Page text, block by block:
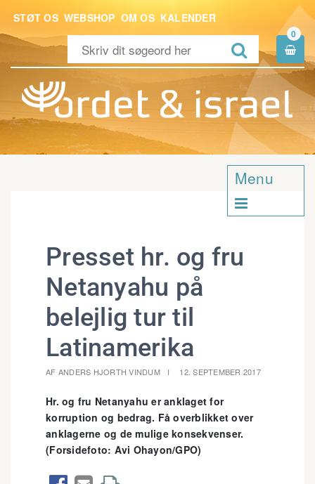
STØT OS WEBSHOP OM OS KALENDER

0

Menu

Presset hr. og fru
Netanyahu på
belejlig tur til
Latinamerika
AF ANDERS HJORTH VINDUM 12. SEPTEMBER 2017
Hr. og fru Netanyahu er anklaget for
korruption og bedrag. Få overblikket over
anklagerne og de mulige konsekvenser.
(Forsidefoto: Avi Ohayon/GPO)